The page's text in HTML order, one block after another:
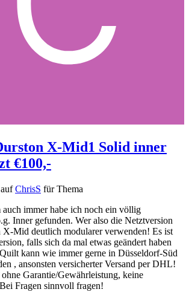
X-Mid1 Solid inner
€100,-
aufChrisS für Thema
immer habe ich noch ein völlig
Inner gefunden. Wer also die Netztversion
X-Mid deutlich modularer verwenden! Es ist
falls sich da mal etwas geändert haben
kann wie immer gerne in Düsseldorf-Süd
, ansonsten versicherter Versand per DHL!
Garantie/Gewährleistung, keine
Fragen sinnvoll fragen!